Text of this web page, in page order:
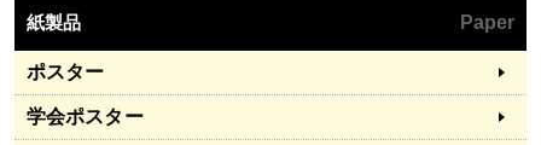
紙製品 Paper
ポスター
学会ポスター